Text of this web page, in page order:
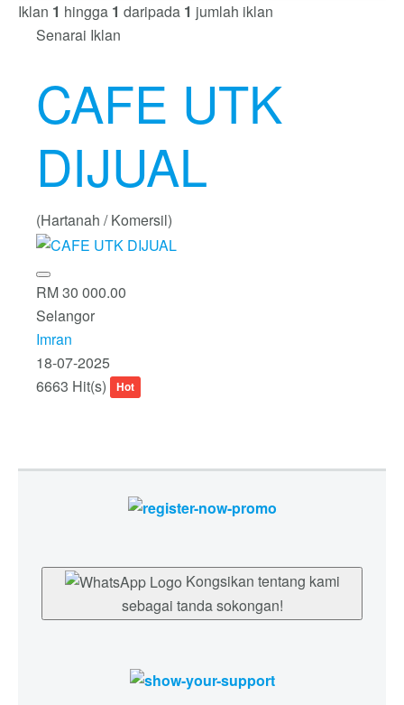
Iklan 1 hingga 1 daripada 1 jumlah iklan
Senarai Iklan
CAFE UTK
DIJUAL
(Hartanah / Komersil)
RM 30 000.00
Selangor
Imran
18-07-2025
6663 Hit(s)
Hot
sebagai tanda sokongan!